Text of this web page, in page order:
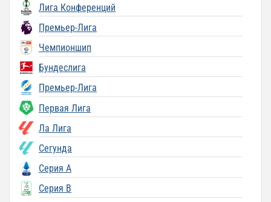
Лига Конференций
Премьер-Лига
Чемпионшип
Бундеслига
Премьер-Лига
Первая Лига
Ла Лига
Сегунда
Серия A
Серия B